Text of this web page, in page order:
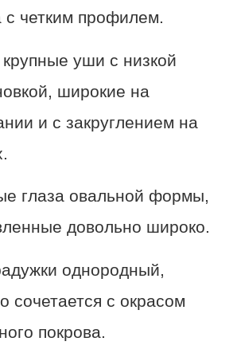
четким профилем.
уши с низкой
широкие на
и с закруглением на
глаза овальной формы,
довольно широко.
однородный,
сочетается с окрасом
покрова.